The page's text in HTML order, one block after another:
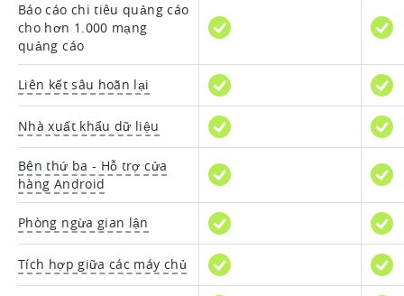
Báo cáo chi tiêu quảng cáo
cho hơn 1.000 mạng
quảng cáo
Liên kết sâu hoãn lại
Nhà xuất khẩu dữ liệu
Bên thứ ba - Hỗ trợ cửa
hàng Android
Phòng ngừa gian lận
Tích hợp giữa các máy chủ